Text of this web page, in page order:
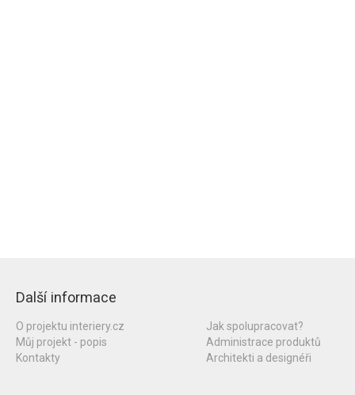
Další informace
O projektu interiery.cz
Můj projekt - popis
Kontakty
Jak spolupracovat?
Administrace produktů
Architekti a designéři